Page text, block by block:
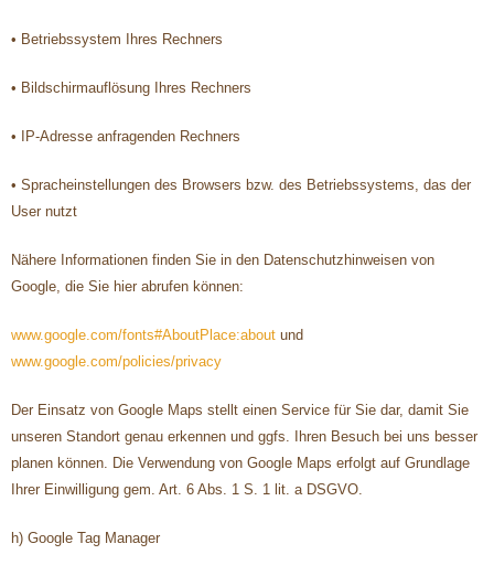
• Betriebssystem Ihres Rechners
• Bildschirmauflösung Ihres Rechners
• IP-Adresse anfragenden Rechners
• Spracheinstellungen des Browsers bzw. des Betriebssystems, das der
User nutzt
Nähere Informationen finden Sie in den Datenschutzhinweisen von
Google, die Sie hier abrufen können:
www.google.com/fonts#AboutPlace:about und
www.google.com/policies/privacy
Der Einsatz von Google Maps stellt einen Service für Sie dar, damit Sie
unseren Standort genau erkennen und ggfs. Ihren Besuch bei uns besser
planen können. Die Verwendung von Google Maps erfolgt auf Grundlage
Ihrer Einwilligung gem. Art. 6 Abs. 1 S. 1 lit. a DSGVO.
h) Google Tag Manager